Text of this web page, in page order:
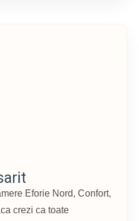
Eforie Nord, Confort,
crezi ca toate